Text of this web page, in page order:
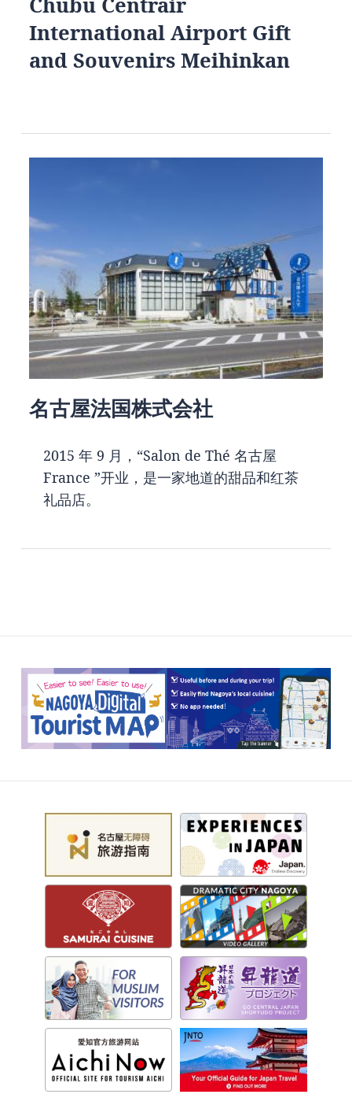
International Airport Gift
and Souvenirs Meihinkan
名古屋法国株式会社
2015 年 9 月，“Salon de Thé 名古屋
France ”开业，是一家地道的甜品和红茶
礼品店。